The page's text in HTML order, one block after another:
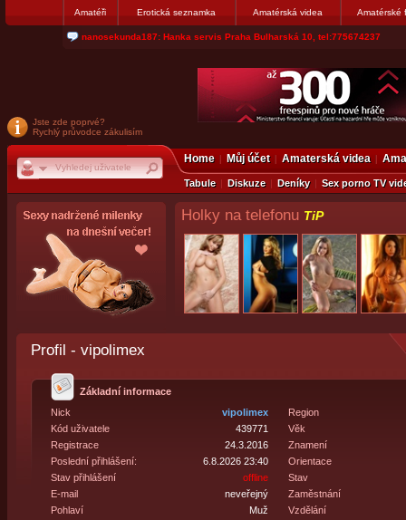
Amatéři Erotická seznamka Amatérská videa Amatérské
jjoseff: Najde se par, ktery nekdy přemýšlel o divákovi. Napiste
Jste zde poprvé?
Rychlý průvodce zákulisím
Home Můj účet Amaterská videa
Tabule Diskuze Deníky Sex porno TV
Holky na telefonu TiP
Profil - vipolimex
Základní informace
Nick
vipolimex
Kód uživatele
439771
Registrace
24.3.2016
Poslední přihlášení:
6.8.2026 23:40
Stav přihlášení
offline
E-mail
neveřejný
Pohlaví
Muž
Region
Věk
Znamení
Orientace
Stav
Zaměstnání
Vzdělání